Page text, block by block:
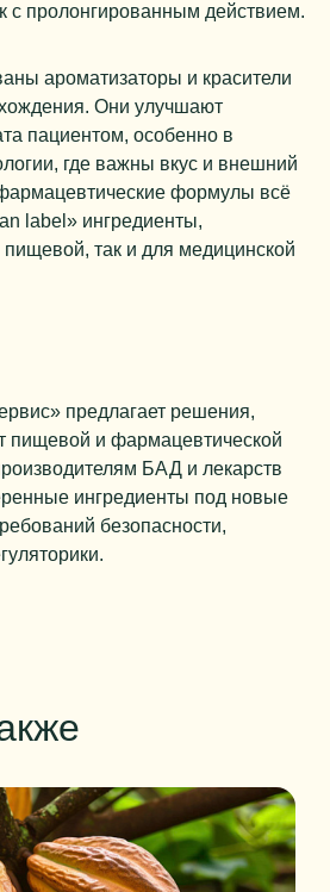
с пролонгированным действием.
ароматизаторы и красители
Они улучшают
пациентом, особенно в
где важны вкус и внешний
формулы всё
label» ингредиенты,
так и для медицинской
предлагает решения,
и фармацевтической
БАД и лекарств
ингредиенты под новые
безопасности,